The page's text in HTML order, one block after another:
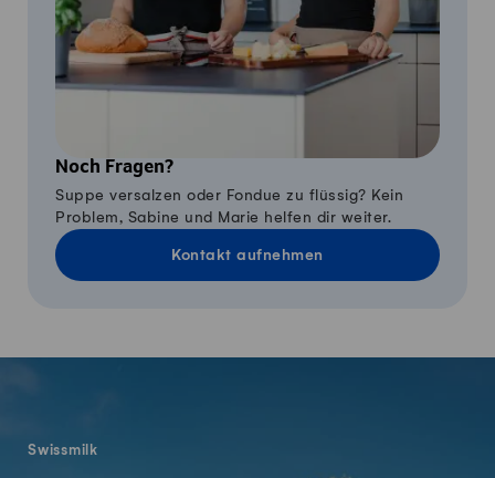
Noch Fragen?
Suppe versalzen oder Fondue zu flüssig? Kein
Problem, Sabine und Marie helfen dir weiter.
Kontakt aufnehmen
Swissmilk